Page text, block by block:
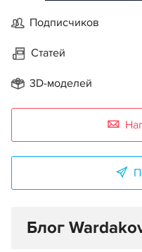
Подписчиков
Статей
3D-моделей
Блог